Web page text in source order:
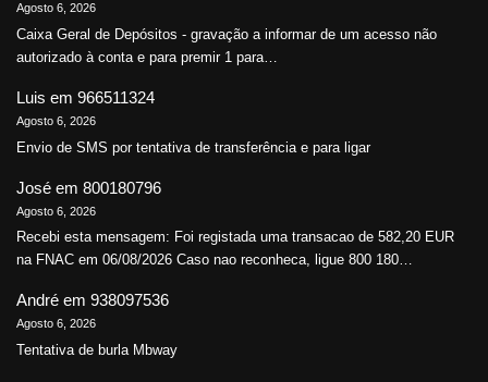
Agosto 6, 2026
Caixa Geral de Depósitos - gravação a informar de um acesso não
autorizado à conta e para premir 1 para…
Luis em 966511324
Agosto 6, 2026
Envio de SMS por tentativa de transferência e para ligar
José em 800180796
Agosto 6, 2026
Recebi esta mensagem: Foi registada uma transacao de 582,20 EUR
na FNAC em 06/08/2026 Caso nao reconheca, ligue 800 180…
André em 938097536
Agosto 6, 2026
Tentativa de burla Mbway